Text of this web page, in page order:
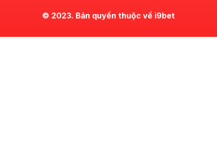
© 2023. Bản quyền thuộc về i9bet